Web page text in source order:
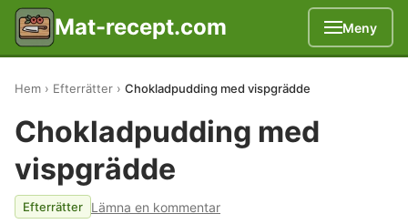
Mat-recept.com Meny
Hem Efterrätter Chokladpudding med vispgrädde
Chokladpudding med
vispgrädde
Efterrätter Lämna en kommentar